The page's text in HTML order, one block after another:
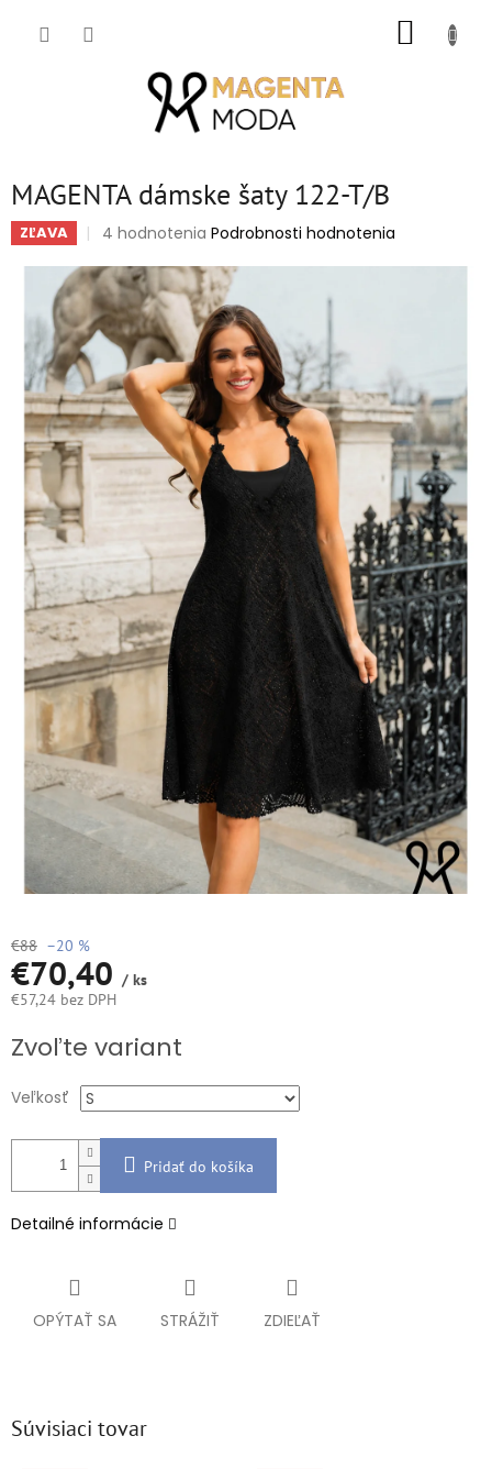
MAGENTA dámske šaty 122-T/B
ZĽAVA
Priemerné
produktu
je
5,0
z
hviezdičiek.
4 hodnotenia Podrobnosti hodnotenia
€88 –20 %
€70,40 / ks
€57,24 bez DPH
cena:
Zvoľte variant
Veľkosť
Pridať do košíka
Detailné informácie
OPÝTAŤ SA STRÁŽIŤ ZDIEĽAŤ
Súvisiaci tovar